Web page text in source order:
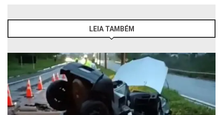
LEIA TAMBÉM